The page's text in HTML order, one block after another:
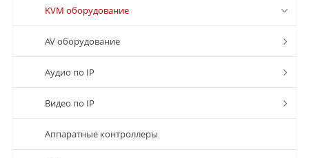
KVM оборудование
AV оборудование
Аудио по IP
Видео по IP
Аппаратные контроллеры